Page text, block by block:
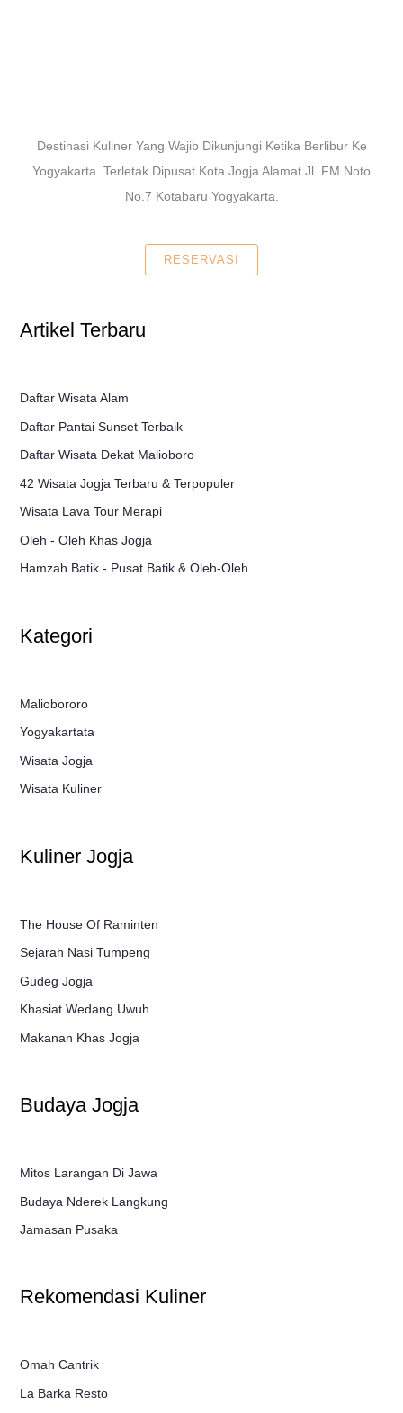
Destinasi Kuliner Yang Wajib Dikunjungi Ketika Berlibur Ke
Yogyakarta. Terletak Dipusat Kota Jogja Alamat Jl. FM Noto
No.7 Kotabaru Yogyakarta.
RESERVASI
Artikel Terbaru
Daftar Wisata Alam
Daftar Pantai Sunset Terbaik
Daftar Wisata Dekat Malioboro
42 Wisata Jogja Terbaru & Terpopuler
Wisata Lava Tour Merapi
Oleh - Oleh Khas Jogja
Hamzah Batik - Pusat Batik & Oleh-Oleh
Kategori
Maliobororo
Yogyakartata
Wisata Jogja
Wisata Kuliner
Kuliner Jogja
The House Of Raminten
Sejarah Nasi Tumpeng
Gudeg Jogja
Khasiat Wedang Uwuh
Makanan Khas Jogja
Budaya Jogja
Mitos Larangan Di Jawa
Budaya Nderek Langkung
Jamasan Pusaka
Rekomendasi Kuliner
Omah Cantrik
La Barka Resto